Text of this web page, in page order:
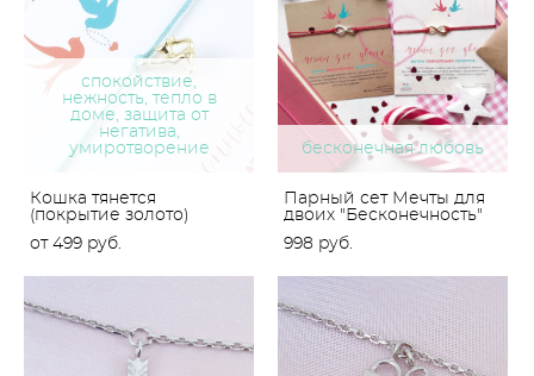
спокойствие,
нежность, тепло в
доме, защита от
негатива,
умиротворение
Кошка тянется
(покрытие золото)
от 499 pуб.
бесконечная любовь
Парный сет Мечты для
двоих "Бесконечность"
998 pуб.